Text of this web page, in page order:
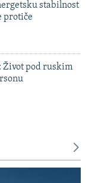
stabilnost
protiče
Život pod ruskim